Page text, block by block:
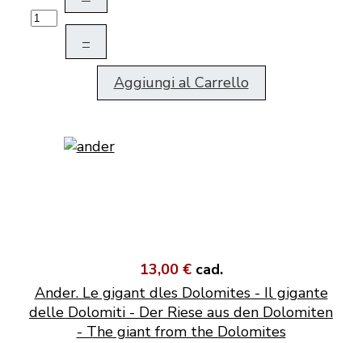
–
Aggiungi al Carrello
13,00 € cad.
Ander. Le gigant dles Dolomites - Il gigante
delle Dolomiti - Der Riese aus den Dolomiten
- The giant from the Dolomites